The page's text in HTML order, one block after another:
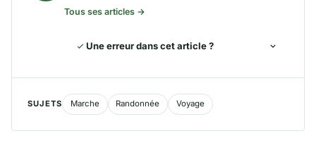
Tous ses articles →
Une erreur dans cet article ?
SUJETS Marche Randonnée Voyage